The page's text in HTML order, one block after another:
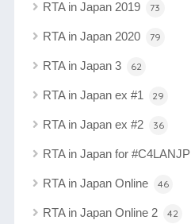
RTA in Japan 2019 73
RTA in Japan 2020 79
RTA in Japan 3 62
RTA in Japan ex #1 29
RTA in Japan ex #2 36
RTA in Japan for #C4LANJP
RTA in Japan Online 46
RTA in Japan Online 2 42